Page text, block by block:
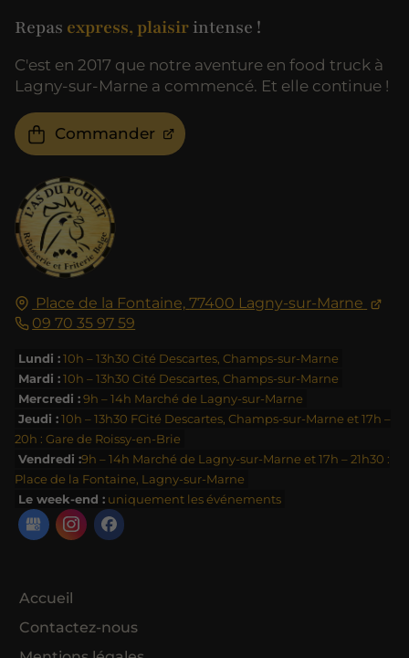
Place de la Fontaine, 77400 Lagny-sur-Marne
09 70 35 97 59
Lundi :10h – 13h30 Cité Descartes, Champs-sur-Marne
Mardi :10h – 13h30 Cité Descartes, Champs-sur-Marne
Mercredi :9h – 14h Marché de Lagny-sur-Marne
Jeudi :10h – 13h30 FCité Descartes, Champs-sur-Marne et 17h –
20h : Gare de Roissy-en-Brie
Vendredi :9h – 14h Marché de Lagny-sur-Marne et 17h – 21h30 :
Place de la Fontaine, Lagny-sur-Marne
Le week-end : uniquement les événements
Accueil
Contactez-nous
Repas express, plaisirintense !
C'est en 2017 que notre aventure en food truck à
Lagny-sur-Marne a commencé. Et elle continue !
Commander